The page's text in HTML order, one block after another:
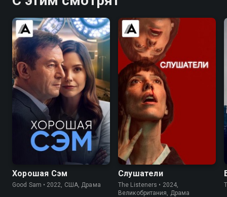
6.9 6.0
Хорошая Сэм
Good Sam • 2022, США, Драма
6.3
Слушатели
The Listeners • 2024,
Великобритания, Драма